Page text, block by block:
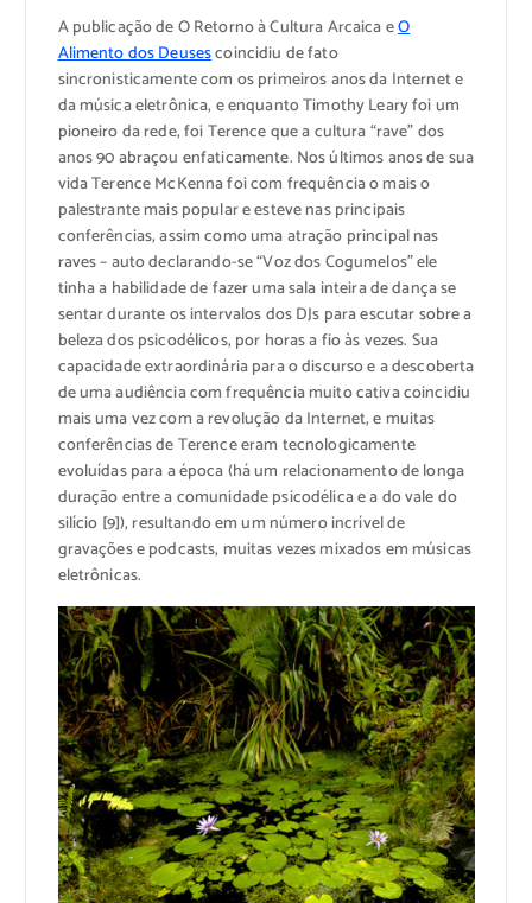
A publicação de O Retorno à Cultura Arcaica eO
Alimento dos Deusescoincidiu de fato
sincronisticamente com os primeiros anos da Internet e
da música eletrônica, e enquanto Timothy Leary foi um
pioneiro da rede, foi Terence que a cultura “rave” dos
anos 90 abraçou enfaticamente. Nos últimos anos de sua
vida Terence McKenna foi com frequência o mais o
palestrante mais popular e esteve nas principais
conferências, assim como uma atração principal nas
raves – auto declarando-se “Voz dos Cogumelos” ele
tinha a habilidade de fazer uma sala inteira de dança se
sentar durante os intervalos dos DJs para escutar sobre a
beleza dos psicodélicos, por horas a fio às vezes. Sua
capacidade extraordinária para o discurso e a descoberta
de uma audiência com frequência muito cativa coincidiu
mais uma vez com a revolução da Internet, e muitas
conferências de Terence eram tecnologicamente
evoluídas para a época (há um relacionamento de longa
duração entre a comunidade psicodélica e a do vale do
silício [9]), resultando em um número incrível de
gravações e podcasts, muitas vezes mixados em músicas
eletrônicas.